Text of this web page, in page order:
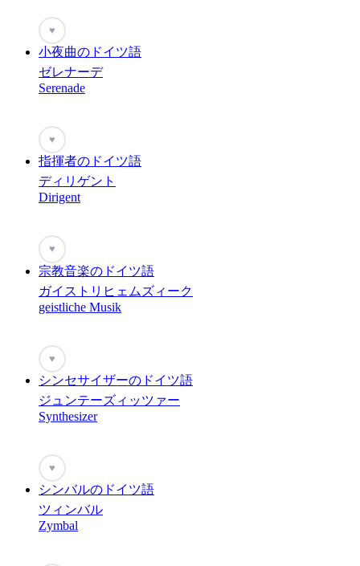
♥
小夜曲のドイツ語
ゼレナーデ
Serenade
♥
指揮者のドイツ語
ディリゲント
Dirigent
♥
宗教音楽のドイツ語
ガイストリヒェムズィーク
geistliche Musik
♥
シンセサイザーのドイツ語
ジュンテーズィッツァー
Synthesizer
♥
シンバルのドイツ語
ツィンバル
Zymbal